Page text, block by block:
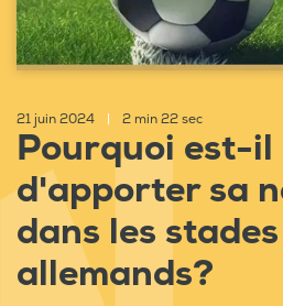
21 juin 2024 2 min 22 sec
Pourquoi est-
d'apporter sa
dans les stades
allemands?